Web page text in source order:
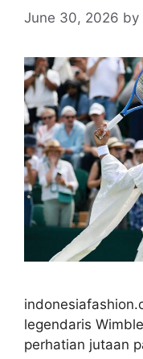
June 30, 2026 by
legendaris
perhatian jutaan